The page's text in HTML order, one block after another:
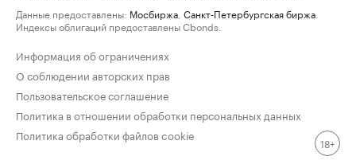
Данные предоставлены: Мосбиржа Санкт-Петербургская биржа
Индексы облигаций предоставлены Cbonds.
Информация об ограничениях
О соблюдении авторских прав
Пользовательское соглашение
Политика в отношении обработки персональных данных
Политика обработки файлов cookie
18+